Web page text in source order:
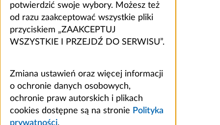
potwierdzić swoje wybory. Możesz też
od razu zaakceptować wszystkie pliki
przyciskiem „ZAAKCEPTUJ
WSZYSTKIE I PRZEJDŹ DO SERWISU”.
Zmiana ustawień oraz więcej informacji
o ochronie danych osobowych,
ochronie praw autorskich i plikach
cookies dostępne są na stronie Polityka
prywatności.